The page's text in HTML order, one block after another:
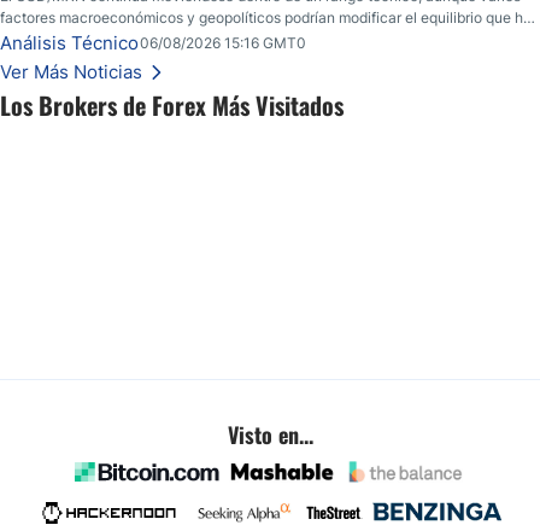
Los Brokers de Forex Más Visitados
factores macroeconómicos y geopolíticos podrían modificar el equilibrio que ha
dominado al mercado en las últimas semanas.
Análisis Técnico06/08/2026 15:16 GMT0
Ver Más Noticias
Visto en...